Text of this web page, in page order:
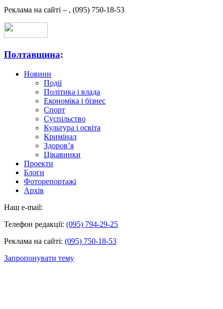
Реклама на сайті – , (095) 750-18-53
Полтавщина:
Новини
Події
Політика і влада
Економіка і бізнес
Спорт
Суспільство
Культура і освіта
Кримінал
Здоров’я
Цікавинки
Проекти
Блоги
Фоторепортажі
Архів
Наш e-mail:
Телефон редакції: (095) 794-29-25
Реклама на сайті: (095) 750-18-53
Запропонувати тему